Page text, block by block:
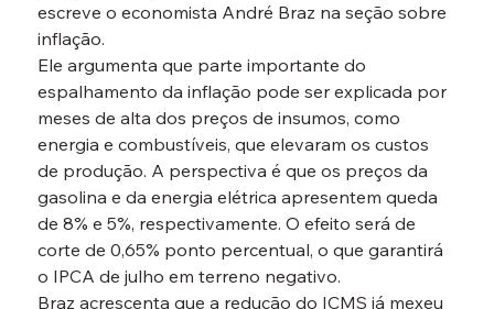
escreve o economista André Braz na seção sobre
inflação.
Ele argumenta que parte importante do
espalhamento da inflação pode ser explicada por
meses de alta dos preços de insumos, como
energia e combustíveis, que elevaram os custos
de produção. A perspectiva é que os preços da
gasolina e da energia elétrica apresentem queda
de 8% e 5%, respectivamente. O efeito será de
corte de 0,65% ponto percentual, o que garantirá
o IPCA de julho em terreno negativo.
Braz acrescenta que a redução do ICMS já mexeu